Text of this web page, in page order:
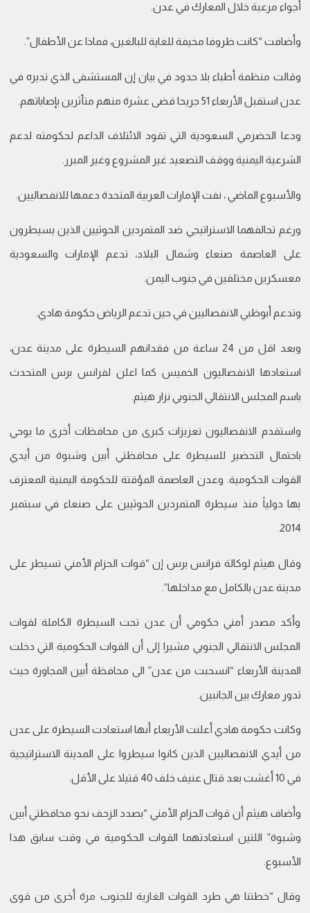
أجواء مرعبة خلال المعارك في عدن.
وأضافت “كانت ظروفا مخيفة للغاية للبالغين، فماذا عن الأطفال”.
وقالت منظمة أطباء بلا حدود في بيان إن المستشفى الذي تديره في
عدن استقبل الأربعاء 51 جريحا قضى عشرة منهم متأثرين بإصاباتهم.
ودعا الحضرمي السعودية التي تقود الائتلاف الداعم لحكومته لدعم
الشرعية اليمنية ووقف التصعيد غير المشروع وغير المبرر.
والأسبوع الماضي ، نفت الإمارات العربية المتحدة دعمها للانفصاليين.
ورغم تحالفهما الاستراتيجي ضد المتمردين الحوثيين الذين يسيطرون
على العاصمة صنعاء وشمال البلاد، تدعم الإمارات والسعودية
معسكرين مختلفين في جنوب اليمن.
وتدعم أبوظبي الانفصاليين في حين تدعم الرياض حكومة هادي.
وبعد اقل من 24 ساعة من فقدانهم السيطرة على مدينة عدن،
استعادها الانفصاليون الخميس كما اعلن لفرانس برس المتحدث
باسم المجلس الانتقالي الجنوبي نزار هيثم.
واستقدم الانفصاليون تعزيزات كبرى من محافظات أخرى ما يوحي
باحتمال التحضير للسيطرة على محافظتي أبين وشبوة من أيدي
القوات الحكومية. وعدن العاصمة المؤقتة للحكومة اليمنية المعترف
بها دولياً منذ سيطرة المتمردين الحوثيين على صنعاء في سبتمبر
2014.
وقال هيثم لوكالة فرانس برس إن “قوات الحزام الأمني تسيطر على
مدينة عدن بالكامل مع مداخلها”.
وأكد مصدر أمني حكومي أن عدن تحت السيطرة الكاملة لقوات
المجلس الانتقالي الجنوبي مشيرا إلى أن القوات الحكومية التي دخلت
المدينة الأربعاء “انسحبت من عدن” الى محافظة أبين المجاورة حيث
تدور معارك بين الجانبين.
وكانت حكومة هادي أعلنت الأربعاء أنها استعادت السيطرة على عدن
من أيدي الانفصاليين الذين كانوا سيطروا على المدينة الاستراتيجية
في 10 أغشت بعد قتال عنيف خلف 40 قتيلا على الأقل.
وأضاف هيثم أن قوات الحزام الأمني “بصدد الزحف نحو محافظتي أبين
وشبوة” اللتين استعادتهما القوات الحكومية في وقت سابق هذا
الأسبوع.
وقال “خطتنا هي طرد القوات الغازية للجنوب مرة أخرى من قوى